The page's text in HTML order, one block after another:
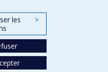
les
>